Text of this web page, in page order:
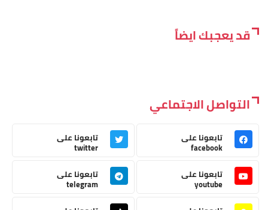
قد يعجبك ايضاً
التواصل الاجتماعي
تابعونا على
facebook
تابعونا على
twitter
تابعونا على
youtube
تابعونا على
telegram